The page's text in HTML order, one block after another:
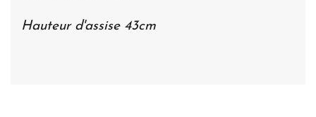
Hauteur d'assise 43cm